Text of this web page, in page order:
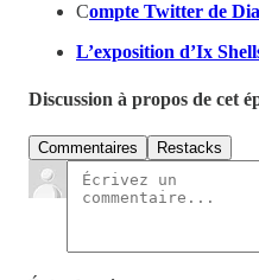
Compte Twitter de
L’exposition d’Ix
Discussion à propos de cet
Commentaires Restacks